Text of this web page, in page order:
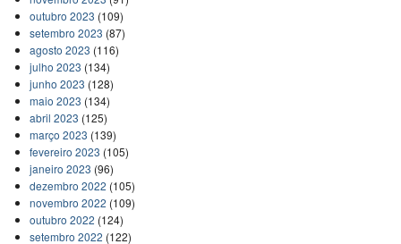
outubro 2023 (109)
setembro 2023 (87)
agosto 2023 (116)
julho 2023 (134)
junho 2023 (128)
maio 2023 (134)
abril 2023 (125)
março 2023 (139)
fevereiro 2023 (105)
janeiro 2023 (96)
dezembro 2022 (105)
novembro 2022 (109)
outubro 2022 (124)
setembro 2022 (122)